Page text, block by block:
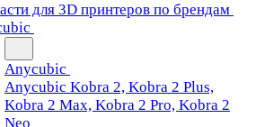
для 3D принтеров по брендам
Anycubic
Anycubic Kobra 2, Kobra 2 Plus,
Kobra 2 Max, Kobra 2 Pro, Kobra 2
Neo